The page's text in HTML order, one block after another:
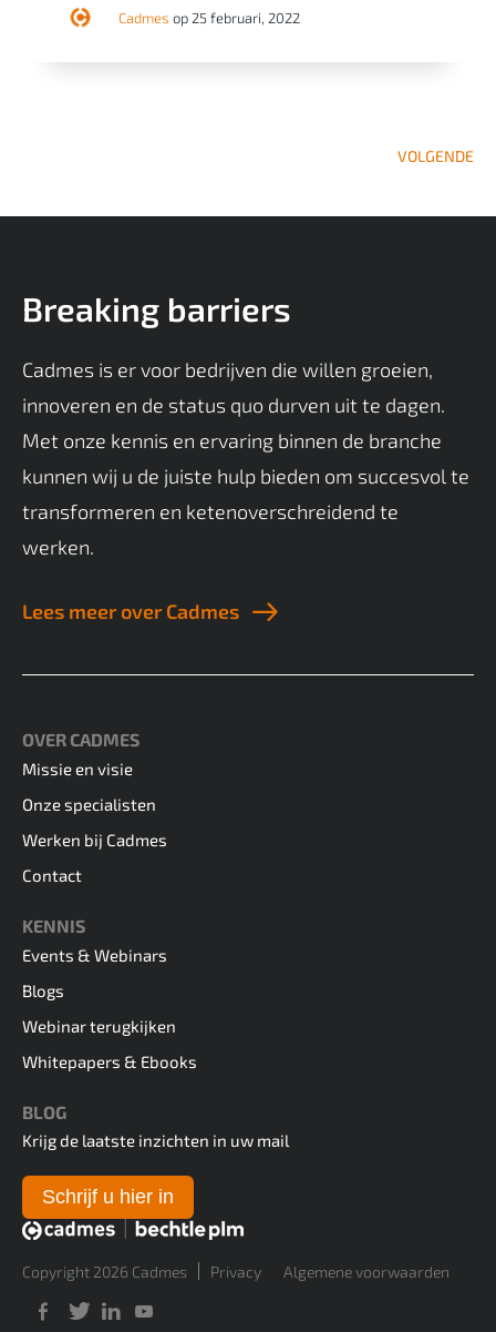
Cadmes op 25 februari, 2022
VOLGENDE
Breaking barriers
Cadmes is er voor bedrijven die willen groeien,
innoveren en de status quo durven uit te dagen.
Met onze kennis en ervaring binnen de branche
kunnen wij u de juiste hulp bieden om succesvol te
transformeren en ketenoverschreidend te
werken.
Lees meer over Cadmes
OVER CADMES
Missie en visie
Onze specialisten
Werken bij Cadmes
Contact
KENNIS
Events & Webinars
Blogs
Webinar terugkijken
Whitepapers & Ebooks
BLOG
Krijg de laatste inzichten in uw mail
Schrijf u hier in
Copyright 2026 Cadmes Privacy Algemene voorwaarden